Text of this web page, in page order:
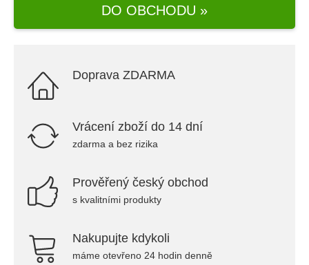
DO OBCHODU »
Doprava ZDARMA
Vrácení zboží do 14 dní
zdarma a bez rizika
Prověřený český obchod
s kvalitními produkty
Nakupujte kdykoli
máme otevřeno 24 hodin denně